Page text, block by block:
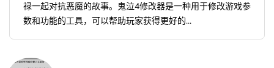
禄一起对抗恶魔的故事。鬼泣4修改器是一种用于修改游戏参
数和功能的工具，可以帮助玩家获得更好的...